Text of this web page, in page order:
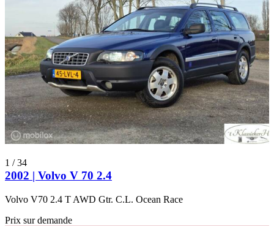
1 /34
2002 | Volvo V 70 2.4
Volvo V70 2.4 T AWD Gtr. C.L. Ocean Race
Prix sur demande